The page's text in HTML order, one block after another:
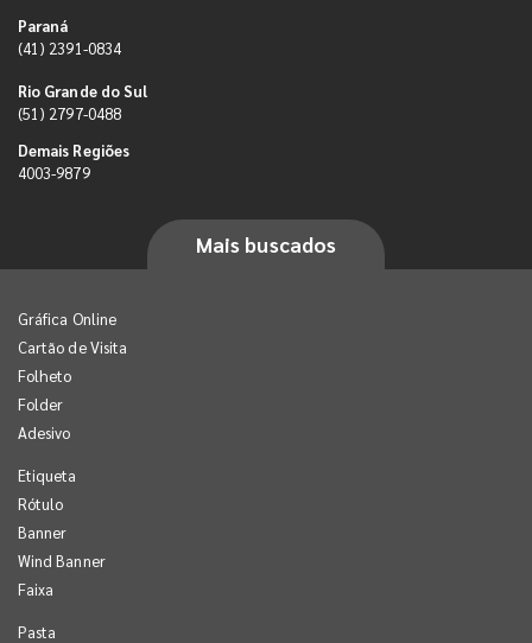
Paraná
(41) 2391-0834
Rio Grande do Sul
(51) 2797-0488
Demais Regiões
4003-9879
Mais buscados
Gráfica Online
Cartão de Visita
Folheto
Folder
Adesivo
Etiqueta
Rótulo
Banner
Wind Banner
Faixa
Pasta